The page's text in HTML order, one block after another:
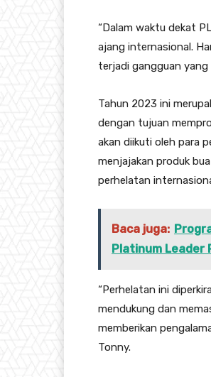
“Dalam waktu dekat
ajang internasional.
terjadi gangguan
Tahun 2023 ini
dengan tujuan
akan diikuti oleh para
menjajakan produk
perhelatan
Baca juga:
Platinum Leader
“Perhelatan ini
mendukung dan
memberikan
Tonny.